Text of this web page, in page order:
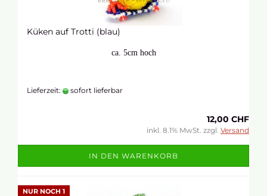
Küken auf Trotti (blau)
ca. 5cm hoch
Lieferzeit: sofort lieferbar
12,00 CHF
inkl. 8.1% MwSt. zzgl. Versand
IN DEN WARENKORB
NUR NOCH 1